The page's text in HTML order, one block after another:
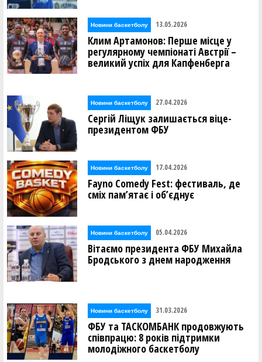
Новини баскетболу 13.05.2026
Клим Артамонов: Перше місце у
регулярному чемпіонаті Австрії –
великий успіх для Капфенберга
Новини баскетболу 27.04.2026
Сергій Ліщук залишається віце-
президентом ФБУ
Новини баскетболу 17.04.2026
Fayno Comedy Fest: фестиваль, де
сміх пам’ятає і об’єднує
Новини баскетболу 05.04.2026
Вітаємо президента ФБУ Михайла
Бродського з днем народження
Новини баскетболу 31.03.2026
ФБУ та ТАСКОМБАНК продовжують
співпрацю: 8 років підтримки
молодіжного баскетболу